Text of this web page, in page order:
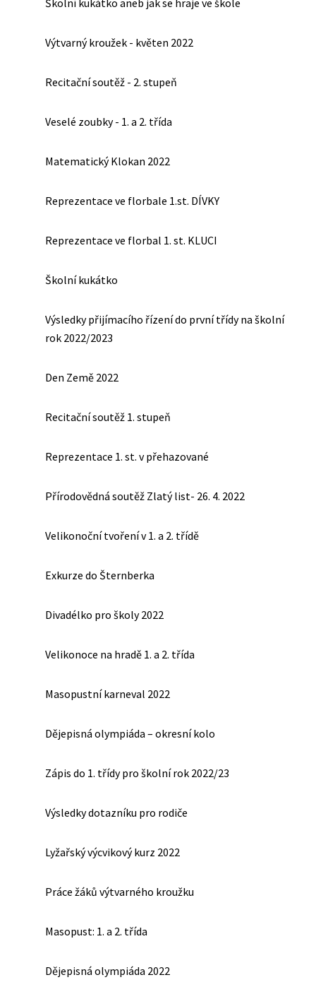
Školní kukátko aneb jak se hraje ve škole
Výtvarný kroužek - květen 2022
Recitační soutěž - 2. stupeň
Veselé zoubky - 1. a 2. třída
Matematický Klokan 2022
Reprezentace ve florbale 1.st. DÍVKY
Reprezentace ve florbal 1. st. KLUCI
Školní kukátko
Výsledky přijímacího řízení do první třídy na školní
rok 2022/2023
Den Země 2022
Recitační soutěž 1. stupeň
Reprezentace 1. st. v přehazované
Přírodovědná soutěž Zlatý list- 26. 4. 2022
Velikonoční tvoření v 1. a 2. třídě
Exkurze do Šternberka
Divadélko pro školy 2022
Velikonoce na hradě 1. a 2. třída
Masopustní karneval 2022
Dějepisná olympiáda – okresní kolo
Zápis do 1. třídy pro školní rok 2022/23
Výsledky dotazníku pro rodiče
Lyžařský výcvikový kurz 2022
Práce žáků výtvarného kroužku
Masopust: 1. a 2. třída
Dějepisná olympiáda 2022